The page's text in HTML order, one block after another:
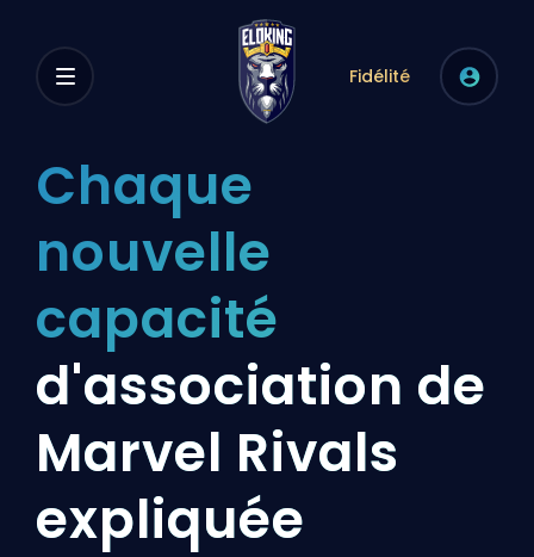
Fidélité
Chaque
nouvelle
capacité
d'association de
Marvel Rivals
expliquée